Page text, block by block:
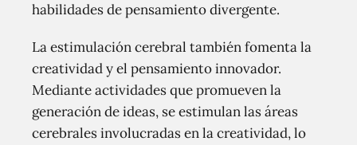
habilidades de pensamiento divergente.
La estimulación cerebral también fomenta la
creatividad y el pensamiento innovador.
Mediante actividades que promueven la
generación de ideas, se estimulan las áreas
cerebrales involucradas en la creatividad, lo